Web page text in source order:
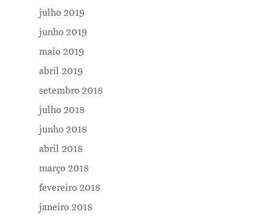
julho 2019
junho 2019
maio 2019
abril 2019
setembro 2018
julho 2018
junho 2018
abril 2018
março 2018
fevereiro 2018
janeiro 2018